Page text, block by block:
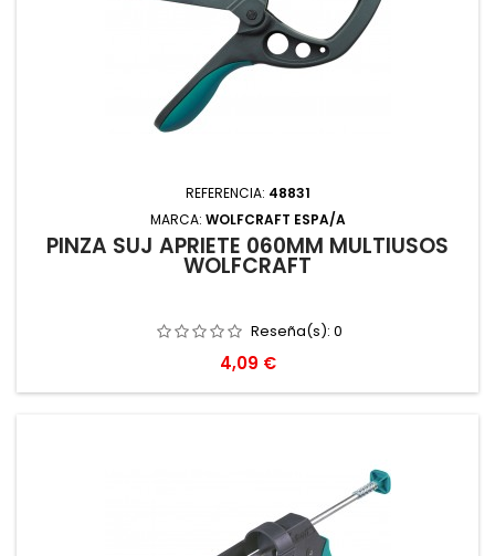
REFERENCIA: 48831
MARCA: WOLFCRAFT ESPA/A
PINZA SUJ APRIETE 060MM MULTIUSOS
WOLFCRAFT
Reseña(s): 0
Precio
4,09 €